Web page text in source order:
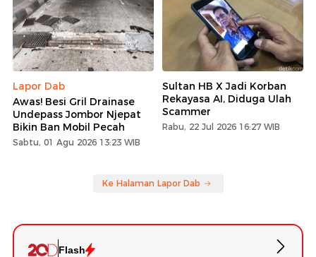
Lapor Dab
Awas! Besi Gril Drainase
Undepass Jombor Njepat
Bikin Ban Mobil Pecah
Sabtu, 01 Agu 2026 13:23 WIB
Sultan HB X Jadi Korban
Rekayasa AI, Diduga Ulah
Scammer
Rabu, 22 Jul 2026 16:27 WIB
Ke Halaman Lapor Dab
Flash